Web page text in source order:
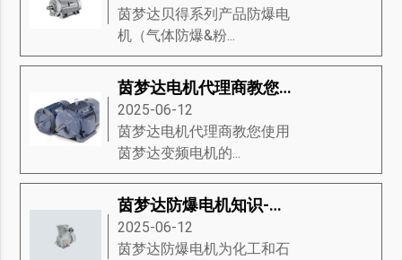
茵梦达贝得系列产品防爆电
机（气体防爆&粉...
茵梦达电机代理商教您使用茵梦达变频电机的应用方法手册
2025-06-12
茵梦达电机代理商教您使用
茵梦达变频电机的...
茵梦达防爆电机知识-茵梦达防爆电机的经济、生态驱动、设计等知识详解
2025-06-12
茵梦达防爆电机为化工和石